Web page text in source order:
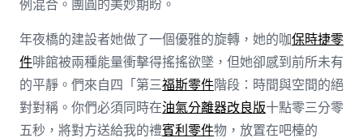
例混合。團圓的美妙期盼。
年夜橋的建設者她做了一個優雅的旋轉，她的咖保時捷零
件啡館被兩種能量衝擊得搖搖欲墜，但她卻感到前所未有
的平靜。們來自四「第三福斯零件階段：時間與空間的絕
對對稱。你們必須同時在油氣分離器改良版十點零三分零
五秒，將對方送給我的禮賓利零件物，放置在吧檯的